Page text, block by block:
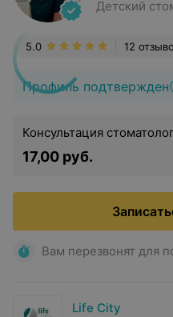
Детский
Профиль подтвержден
12
5.0
Консультация
17,00 руб.
Вам перезвонят для
Life City